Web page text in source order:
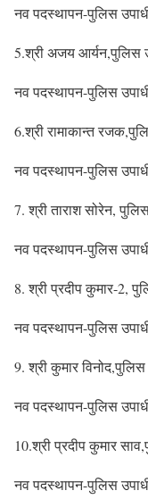
नव पदस्थापन-पुलिस
5.श्री अजय आर्यन,पुलिस
नव पदस्थापन-पुलिस
6.श्री रामाकान्त
नव पदस्थापन-पुलिस
7. श्री ताराश सोरेन, पुलिस
नव पदस्थापन-पुलिस
8. श्री प्रदीप कुमार-2,
नव पदस्थापन-पुलिस
9. श्री कुमार विनोद,पुलिस
नव पदस्थापन-पुलिस
10.श्री प्रदीप कुमार
नव पदस्थापन-पुलिस